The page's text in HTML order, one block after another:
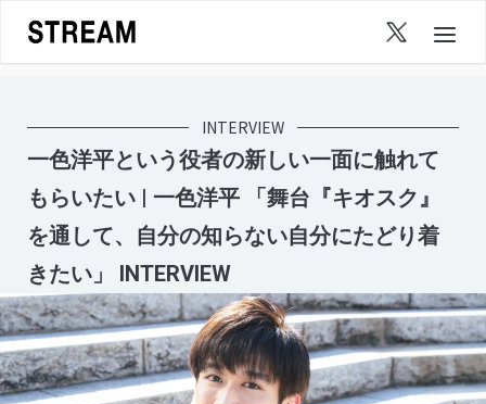
content
INTERVIEW
一色洋平という役者の新しい一面に触れて
もらいたい | 一色洋平 「舞台『キオスク』
を通して、自分の知らない自分にたどり着
きたい」 INTERVIEW